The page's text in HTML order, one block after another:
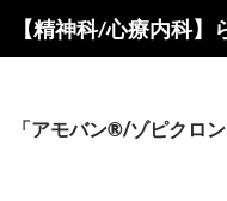
「アモバン®/ゾピクロ